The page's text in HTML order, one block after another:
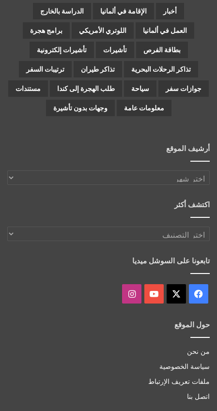
أخبار الإقامة في ألمانيا الدراسة بالخارج
العمل في ألمانيا اللوتري الأمريكي برامج هجرة
بطاقة الفرص تأشيرات تأشيرات إلكترونية
تذاكر الرحلات البحرية تذاكر طيران ترتيبات السفر
جوازات سفر سياحة طلب الهجرة إلى كندا مستندات
معلومات عامة وجهات بدون تأشيرة
أرشيف الموقع
أرشيف
اكتشف أكثر
اكتشف
تابعونا على السوشل ميديا
فيسبوك ‫YouTubeانستقرام
حول الموقع
من نحن
سياسة الخصوصية
ملفات تعريف الإرتباط
اتصل بنا